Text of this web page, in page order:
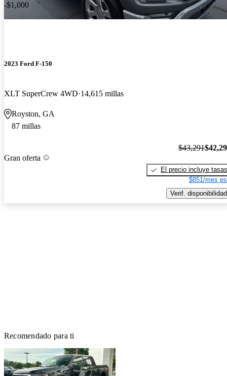
-$1,000
2023 Ford F-150
XLT SuperCrew 4WD 14,615 millas
Royston, GA
87 millas
Gran oferta
$43,291
El precio incluye tasas
$851/mes
Verif. disponibilidad
Recomendado para ti